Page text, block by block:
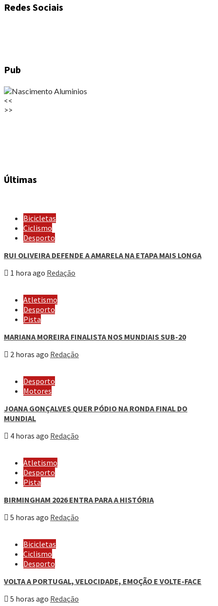
Redes Sociais
Pub
<<
>>
Últimas
Bicicletas
Ciclismo
Desporto
RUI OLIVEIRA DEFENDE A AMARELA NA ETAPA MAIS LONGA
1 hora ago Redação
Atletismo
Desporto
Pista
MARIANA MOREIRA FINALISTA NOS MUNDIAIS SUB-20
2 horas ago Redação
Desporto
Motores
JOANA GONÇALVES QUER PÓDIO NA RONDA FINAL DO
MUNDIAL
4 horas ago Redação
Atletismo
Desporto
Pista
BIRMINGHAM 2026 ENTRA PARA A HISTÓRIA
5 horas ago Redação
Bicicletas
Ciclismo
Desporto
VOLTA A PORTUGAL, VELOCIDADE, EMOÇÃO E VOLTE-FACE
5 horas ago Redação